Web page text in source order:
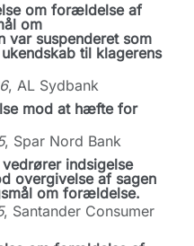
om forældelse af
om
var suspenderet som
til klagerens
, AL Sydbank
mod at hæfte for
, Spar Nord Bank
indsigelse
overgivelse af sagen
om forældelse.
, Santander Consumer